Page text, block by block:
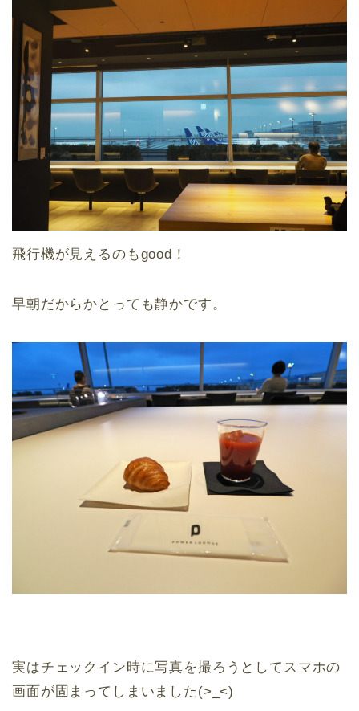
飛行機が見えるのもgood！
早朝だからかとっても静かです。
実はチェックイン時に写真を撮ろうとしてスマホの
画面が固まってしまいました(>_<)